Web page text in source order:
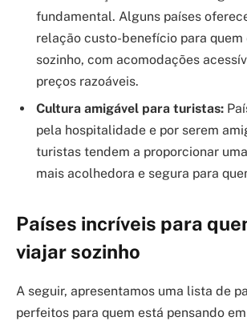
fundamental. Alguns países
relação custo-benefício para quem
sozinho, com acomodações
preços razoáveis.
Cultura amigável para turistas:
pela hospitalidade e por serem
turistas tendem a proporcionar
mais acolhedora e segura para
Países incríveis para
viajar sozinho
A seguir, apresentamos uma lista de
perfeitos para quem está pensando em